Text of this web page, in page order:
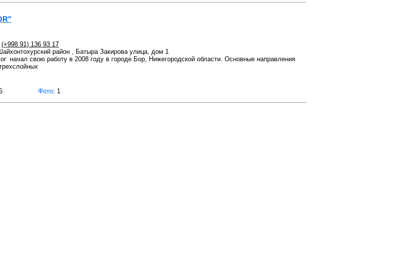
(+998 91) 136 93 17
район , Батыра Закирова улица, дом 1
начал свою работу в 2008 году в городе Бор, Нижегородской области. Основные направления
Фото: 1